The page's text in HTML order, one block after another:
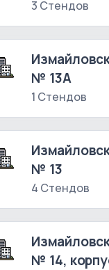
3 Стендов
№ 13А
1 Стендов
№ 13
4 Стендов
№ 14,